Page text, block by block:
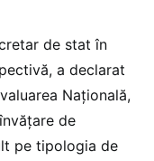
de stat în
a declarat
Națională,
de
pe tipologia de